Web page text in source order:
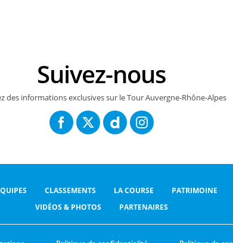
Suivez-nous
des informations exclusives sur le Tour Auvergne-Rhône-Alpes
CLASSEMENTS LA COURSE PATRIMOINE
VIDÉOS & PHOTOS
PARTENAIRES